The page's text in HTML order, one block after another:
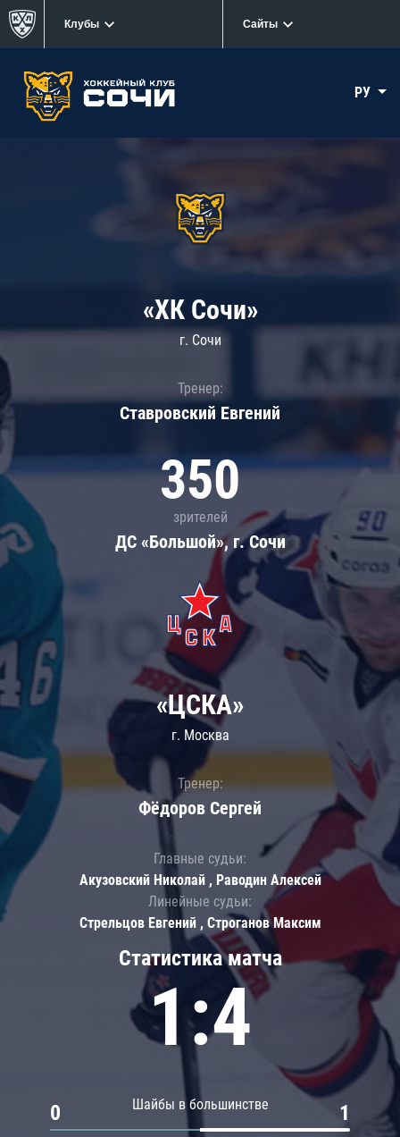
Клубы Сайты
РУ
«ХК Сочи»
г. Сочи
Тренер:
Ставровский Евгений
350
зрителей
ДС «Большой», г. Сочи
Статистика матча
1:4
Шайбы в большинстве
0 1
«ЦСКА»
г. Москва
Тренер:
Фёдоров Сергей
Главные судьи:
Акузовский Николай , Раводин Алексей
Линейные судьи:
Стрельцов Евгений , Строганов Максим